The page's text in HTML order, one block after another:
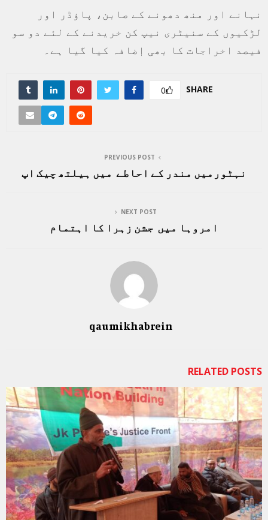
نہانے اور منھ دھونے کے صابن، پاؤڈر اور
لڑکیوں کے سنیٹری نیپ کن خریدنے کے لئے دو سو
فیصد اخراجات کا بھی اٖضافہ کیا گیا ہے۔
SHARE
0
PREVIOUS POST
نہٹورمیں مندر کے احاطے میں ہیلتھ چیک اپ
NEXT POST
امروہا میں جشن زہرا کا اہتمام
qaumikhabrein
RELATED POSTS